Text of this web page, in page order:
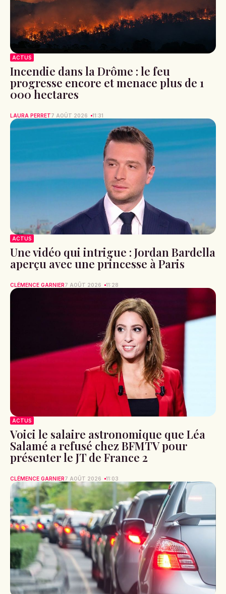
ACTUS
Incendie dans la Drôme : le feu
progresse encore et menace plus de 1
000 hectares
LAURA PERRET7 AOÛT 2026 11:31
ACTUS
Une vidéo qui intrigue : Jordan Bardella
aperçu avec une princesse à Paris
CLÉMENCE GARNIER7 AOÛT 2026 11:28
ACTUS
Voici le salaire astronomique que Léa
Salamé a refusé chez BFMTV pour
présenter le JT de France 2
CLÉMENCE GARNIER7 AOÛT 2026 11:03